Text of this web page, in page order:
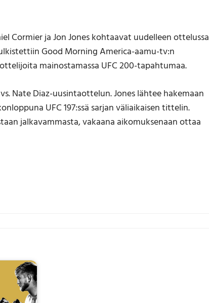
Cormier ja Jon Jones kohtaavat uudelleen ottelussa
Good Morning America-aamu-tv:n
mainostamassa UFC 200-tapahtumaa.
Nate Diaz-uusintaottelun. Jones lähtee hakemaan
UFC 197:ssä sarjan väliaikaisen tittelin.
jalkavammasta, vakaana aikomuksenaan ottaa